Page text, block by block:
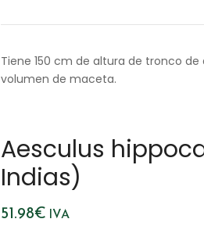
Tiene 150 cm de altura de tronco
volumen de maceta.
Aesculus
Indias)
51.98€ IVA